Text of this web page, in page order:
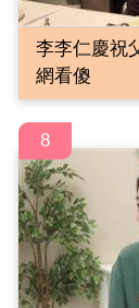
李李仁慶祝
網看傻
8